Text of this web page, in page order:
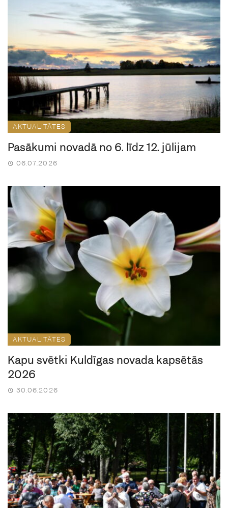
AKTUALITĀTES
Pasākumi novadā no 6. līdz 12. jūlijam
06.07.2026
AKTUALITĀTES
Kapu svētki Kuldīgas novada kapsētās
2026
30.06.2026